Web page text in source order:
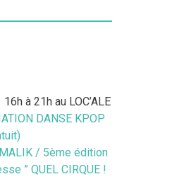
16h à 21h au LOC’ALE
DANSE KPOP
/ 5ème édition
” QUEL CIRQUE !